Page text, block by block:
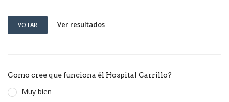
VOTAR Ver resultados
Como cree que funciona él Hospital Carrillo?
Muy bien